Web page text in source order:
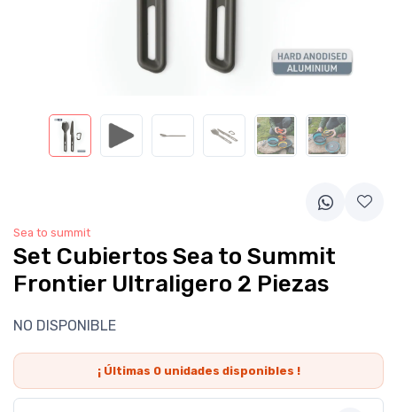
Sea to summit
Set Cubiertos Sea to Summit
Frontier Ultraligero 2 Piezas
NO DISPONIBLE
¡ Últimas 0unidades disponibles !